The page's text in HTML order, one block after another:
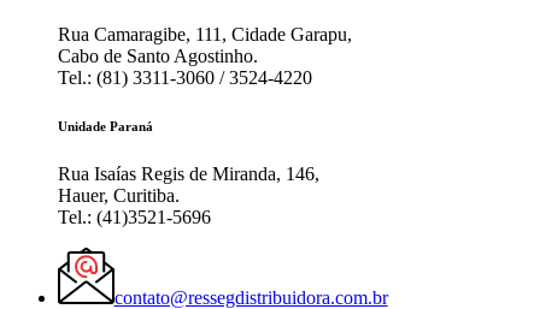
Rua Camaragibe, 111, Cidade Garapu,
Cabo de Santo Agostinho.
Tel.: (81) 3311-3060 / 3524-4220
Unidade Paraná
Rua Isaías Regis de Miranda, 146,
Hauer, Curitiba.
Tel.: (41)3521-5696
contato@ressegdistribuidora.com.br